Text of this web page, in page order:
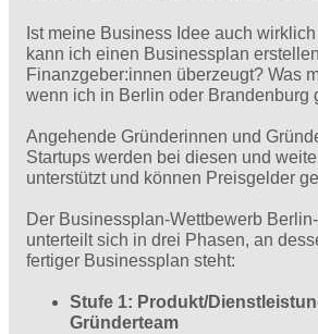
Ist meine Business Idee auch
kann ich einen Businessplan
Finanzgeber:innen überzeugt? Was
wenn ich in Berlin oder Brandenburg
Angehende Gründerinnen und
Startups werden bei diesen und
unterstützt und können Preisgelder
Der Businessplan-Wettbewerb
unterteilt sich in drei Phasen, an
fertiger Businessplan steht:
Stufe 1: Produkt/
Gründerteam